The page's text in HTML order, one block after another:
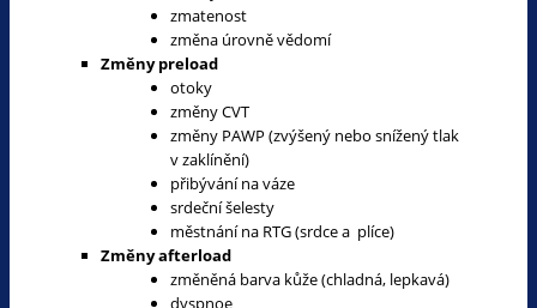
zmatenost
změna úrovně vědomí
Změny preload
otoky
změny CVT
změny PAWP (zvýšený nebo snížený tlak
v zaklínění)
přibývání na váze
srdeční šelesty
městnání na RTG (srdce a plíce)
Změny afterload
změněná barva kůže (chladná, lepkavá)
dyspnoe